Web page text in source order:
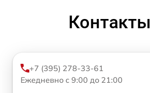
Контакты
+7 (395) 278-33-61
Ежедневно с 9:00 до 21:00